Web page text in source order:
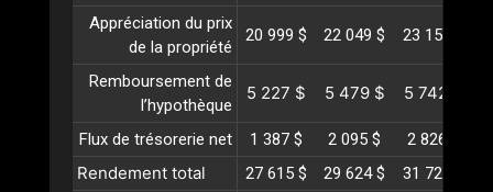
Appréciation du prix
de la propriété
20 999 $ 22 049 $ 23 152 $
Remboursement de
l’hypothèque
5 227 $ 5 479 $ 5 742 $
Flux de trésorerie net 1 387 $ 2 095 $ 2 826 $
Rendement total 27 615 $ 29 624 $ 31 721 $